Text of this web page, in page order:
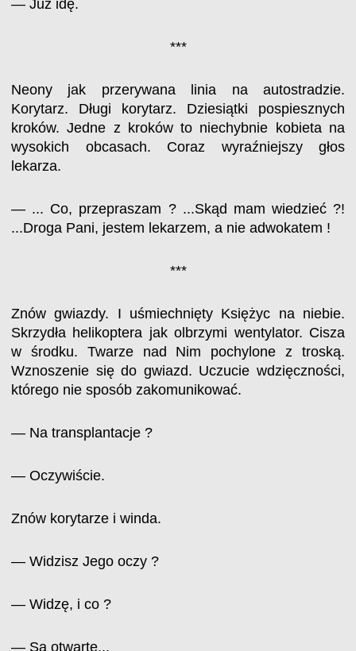
— Już idę.
***
Neony jak przerywana linia na autostradzie.
Korytarz. Długi korytarz. Dziesiątki pospiesznych
kroków. Jedne z kroków to niechybnie kobieta na
wysokich obcasach. Coraz wyraźniejszy głos
lekarza.
— ... Co, przepraszam ? ...Skąd mam wiedzieć ?!
...Droga Pani, jestem lekarzem, a nie adwokatem !
***
Znów gwiazdy. I uśmiechnięty Księżyc na niebie.
Skrzydła helikoptera jak olbrzymi wentylator. Cisza
w środku. Twarze nad Nim pochylone z troską.
Wznoszenie się do gwiazd. Uczucie wdzięczności,
którego nie sposób zakomunikować.
— Na transplantacje ?
— Oczywiście.
Znów korytarze i winda.
— Widzisz Jego oczy ?
— Widzę, i co ?
— Są otwarte...